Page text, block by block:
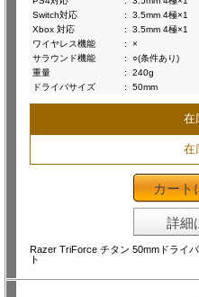
Switch対応
:
3.5mm 4極×1
Xbox 対応
:
3.5mm 4極×1
ワイヤレス機能
:
×
サラウンド機能
:
○(条件あり)
重量
:
240g
ドライバサイズ
: 50mm
在
在
カート
詳細
Razer TriForce チタン 50mmドライ
ト